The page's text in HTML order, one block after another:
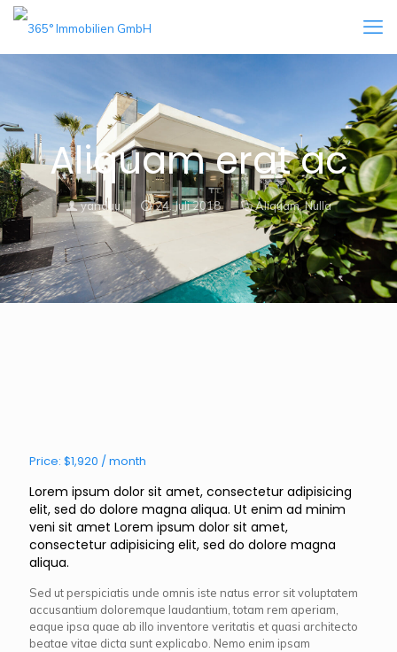
Aliquam erat ac
yanduu 24. Juli 2018 Aliquam,Nulla
Price: $1,920 / month
Lorem ipsum dolor sit amet, consectetur adipisicing
elit, sed do dolore magna aliqua. Ut enim ad minim
veni sit amet Lorem ipsum dolor sit amet,
consectetur adipisicing elit, sed do dolore magna
aliqua.
Sed ut perspiciatis unde omnis iste natus error sit voluptatem
accusantium doloremque laudantium, totam rem aperiam,
eaque ipsa quae ab illo inventore veritatis et quasi architecto
beatae vitae dicta sunt explicabo. Nemo enim ipsam